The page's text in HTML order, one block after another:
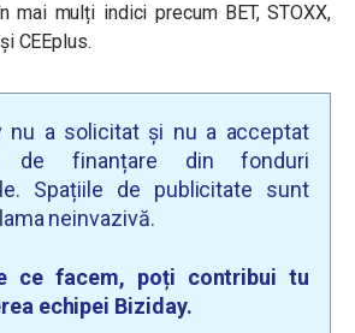
mai mulți indici precum BET, STOXX,
CEEplus.
nu a solicitat și nu a acceptat
de finanțare din fonduri
Spațiile de publicitate sunt
neinvazivă.
ce facem, poți contribui tu
echipei Biziday.